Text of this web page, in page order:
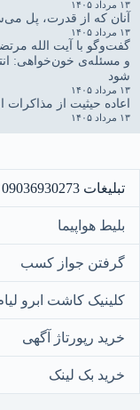
۱۳ مرداد ۱۴۰۵
آنان که از قدرت، پل
۱۳ مرداد ۱۴۰۵
گفت‌وگو با آیت الله
و مسئله‌ی خون‌خواهی:
شود
۱۳ مرداد ۱۴۰۵
اعاده حیثیت از مذاکرات
۱۳ مرداد ۱۴۰۵
تبلیغات 09036930273
بلیط هواپیما
گرفتن جواز کسب
کلینیک کاشت ابرو
خرید رپورتاژ آگهی
خرید بک لینک